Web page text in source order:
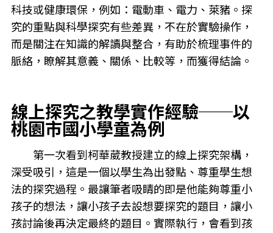
科技或健康環保，例如：電動車、電力、萊豬。探
究的重點與科學探究有些差異，不在於實驗操作，
而是關注在知識的解讀與整合，有助於梳理事件的
脈絡，瞭解其意義、關係、比較等，而獲得結論。
線上探究之教學實作經驗──以
桃園市國小學童為例
第一次看到柯華葳教授建立的線上探究架構，
深受吸引，這是一個以學生為出發點、尊重學生想
法的探究過程。最讓筆者吸睛的即是他能夠尊重小
孩子的想法，讓小孩子去設想要探究的題目，讓小
孩討論後再決定最終的題目。實際執行，會看到孩